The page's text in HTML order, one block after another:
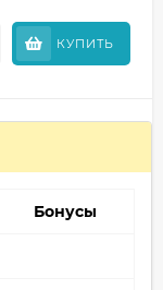
КУПИТЬ
Бонусы